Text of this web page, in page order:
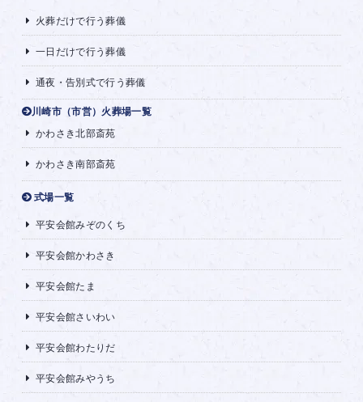
火葬だけで行う葬儀
一日だけで行う葬儀
通夜・告別式で行う葬儀
川崎市（市営）火葬場一覧
かわさき北部斎苑
かわさき南部斎苑
式場一覧
平安会館みぞのくち
平安会館かわさき
平安会館たま
平安会館さいわい
平安会館わたりだ
平安会館みやうち